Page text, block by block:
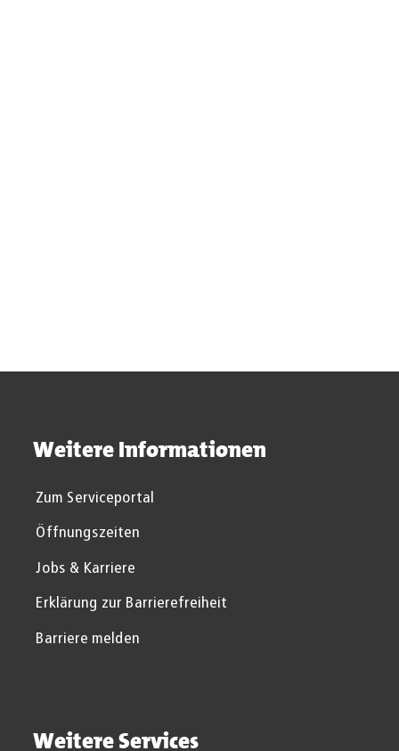
Weitere Informationen
Zum Serviceportal
Öffnungszeiten
Jobs & Karriere
Erklärung zur Barrierefreiheit
Barriere melden
Weitere Services